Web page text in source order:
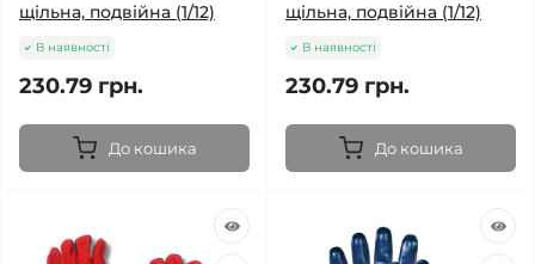
щільна, подвійна (1/12)
В наявності
230.79 грн.
До кошика
щільна, подвійна (1/12)
В наявності
230.79 грн.
До кошика